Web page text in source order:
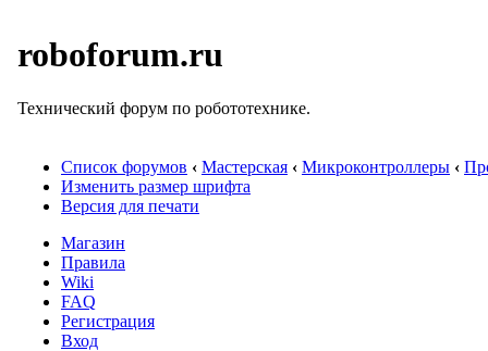
roboforum.ru
Технический форум по робототехнике.
Список форумов ‹ Мастерская ‹ Микроконтроллеры ‹
Изменить размер шрифта
Версия для печати
Магазин
Правила
Wiki
FAQ
Регистрация
Вход